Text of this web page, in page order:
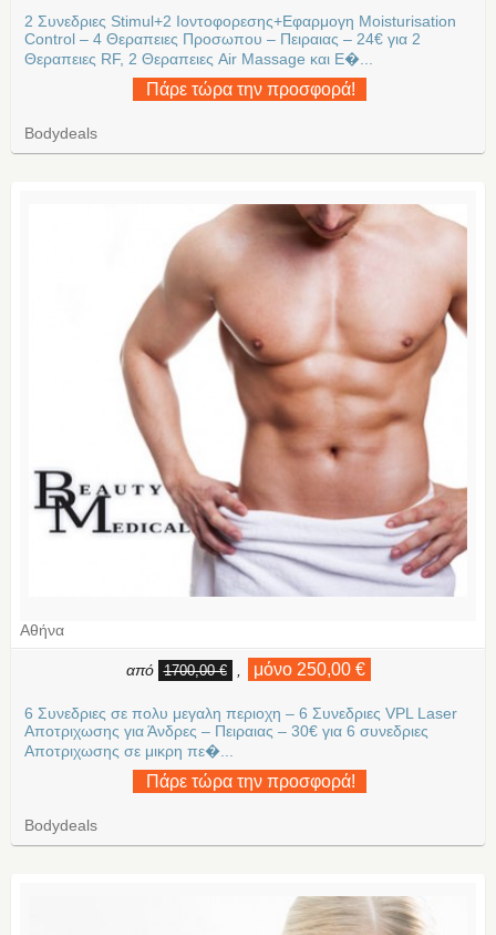
2 Συνεδριες Stimul+2 Ιοντοφορεσης+Εφαρμογη Moisturisation
Control – 4 Θεραπειες Προσωπου – Πειραιας – 24€ για 2
Θεραπειες RF, 2 Θεραπειες Air Massage και Ε�...
Πάρε τώρα την προσφορά!
Bodydeals
Αθήνα
από 1700,00 € μόνο 250,00 €
6 Συνεδριες σε πολυ μεγαλη περιοχη – 6 Συνεδριες VPL Laser
Αποτριχωσης για Άνδρες – Πειραιας – 30€ για 6 συνεδριες
Aποτριχωσης σε μικρη πε�...
Πάρε τώρα την προσφορά!
Bodydeals